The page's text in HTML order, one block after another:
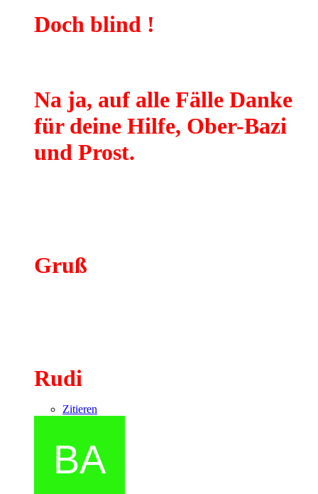
Doch blind !
Na ja, auf alle Fälle Danke
für deine Hilfe, Ober-Bazi
und Prost.
Gruß
Rudi
Zitieren